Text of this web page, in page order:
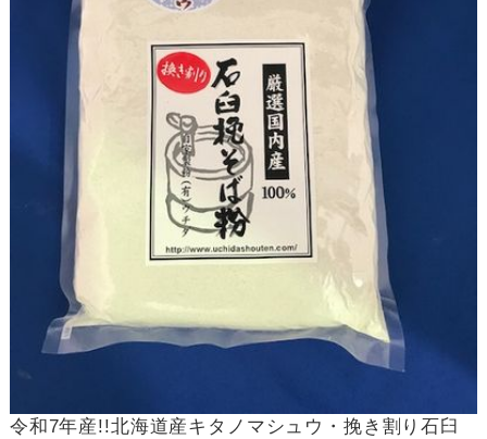
令和7年産!!北海道産キタノマシュウ・挽き割り石臼